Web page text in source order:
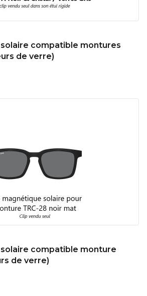
compatible montures
de verre)
compatible monture
de verre)